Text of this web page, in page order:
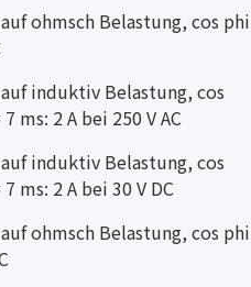
auf ohmsch Belastung, cos phi
auf induktiv Belastung, cos
ms: 2 A bei 250 V AC
auf induktiv Belastung, cos
ms: 2 A bei 30 V DC
auf ohmsch Belastung, cos phi